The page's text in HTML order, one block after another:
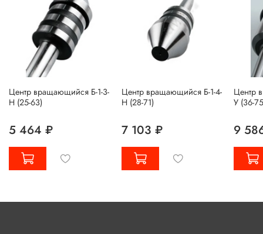
Центр вращающийся Б-1-3-
Н (25-63)
5 464 ₽
Центр вращающийся Б-1-4-
Н (28-71)
7 103 ₽
Центр
У (36-
9